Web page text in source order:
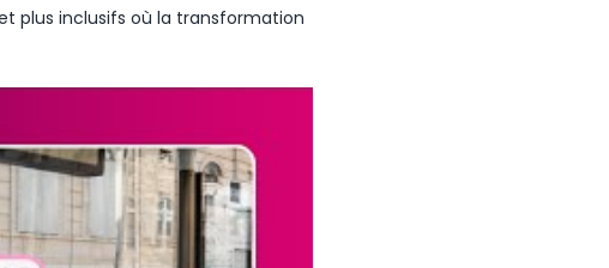
plus inclusifs où la transformation